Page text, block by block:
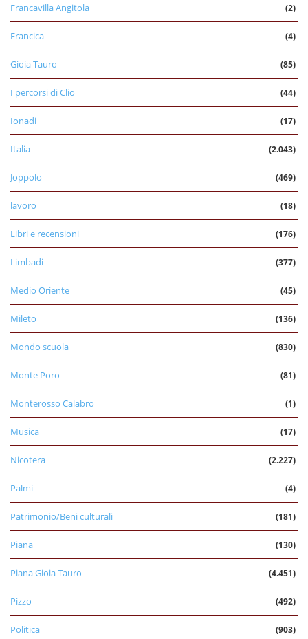
Francavilla Angitola (2)
Francica (4)
Gioia Tauro (85)
I percorsi di Clio (44)
Ionadi (17)
Italia (2.043)
Joppolo (469)
lavoro (18)
Libri e recensioni (176)
Limbadi (377)
Medio Oriente (45)
Mileto (136)
Mondo scuola (830)
Monte Poro (81)
Monterosso Calabro (1)
Musica (17)
Nicotera (2.227)
Palmi (4)
Patrimonio/Beni culturali (181)
Piana (130)
Piana Gioia Tauro (4.451)
Pizzo (492)
Politica (903)